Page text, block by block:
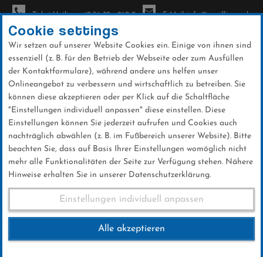
Direkt
zum
Inhalt
Ticket-Hotline: +49 56 32 - 960-0 E-Mail: info@sc-willingen.de
News
Deutsche Biathlon
Meisterschaften Altenberg
09.09.2018
Cookie settings
Wir setzen auf unserer Website Cookies ein. Einige von ihnen sind
essenziell (z. B. für den Betrieb der Webseite oder zum Ausfüllen
der Kontaktformulare), während andere uns helfen unser
Onlineangebot zu verbessern und wirtschaftlich zu betreiben. Sie
können diese akzeptieren oder per Klick auf die Schaltfläche
"Einstellungen individuell anpassen" diese einstellen. Diese
Einstellungen können Sie jederzeit aufrufen und Cookies auch
nachträglich abwählen (z. B. im Fußbereich unserer Website). Bitte
beachten Sie, dass auf Basis Ihrer Einstellungen womöglich nicht
mehr alle Funktionalitäten der Seite zur Verfügung stehen. Nähere
Hinweise erhalten Sie in unserer Datenschutzerklärung.
Einstellungen individuell anpassen
Alle akzeptieren